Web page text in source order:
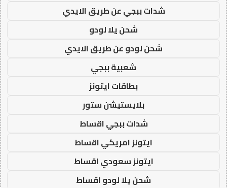
شدات ببجي عن طريق الايدي
شحن يلا لودو
شحن لودو عن طريق الايدي
شعبية ببجي
بطاقات ايتونز
بلايستيشن ستور
شدات ببجي اقساط
ايتونز امريكي اقساط
ايتونز سعودي اقساط
شحن يلا لودو اقساط